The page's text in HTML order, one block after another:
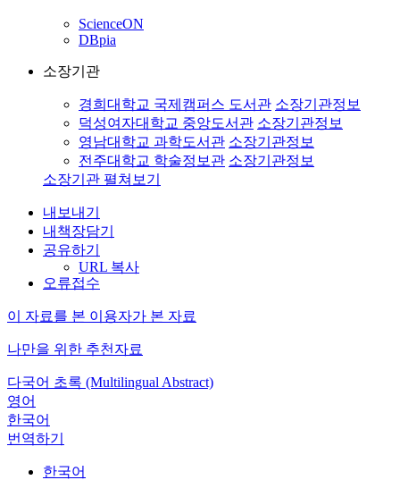
ScienceON
DBpia
소장기관
경희대학교 국제캠퍼스 도서관 소장기관정보
덕성여자대학교 중앙도서관 소장기관정보
영남대학교 과학도서관 소장기관정보
전주대학교 학술정보관 소장기관정보
소장기관 펼쳐보기
내보내기
내책장담기
공유하기
URL 복사
오류접수
이 자료를 본 이용자가 본 자료
나만을 위한 추천자료
다국어 초록 (Multilingual Abstract)
영어
한국어
번역하기
한국어